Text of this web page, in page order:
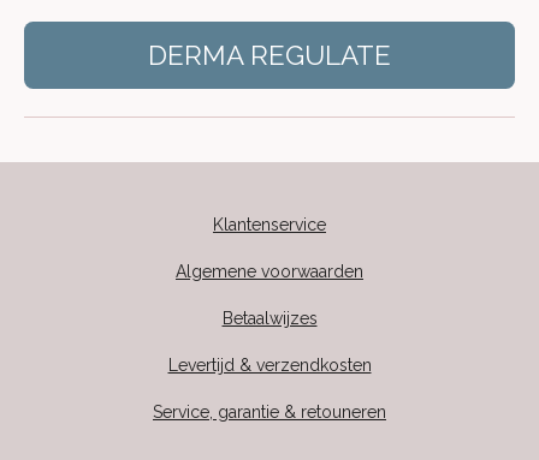
DERMA REGULATE
Klantenservice
Algemene voorwaarden
Betaalwijzes
Levertijd & verzendkosten
Service, garantie & retouneren